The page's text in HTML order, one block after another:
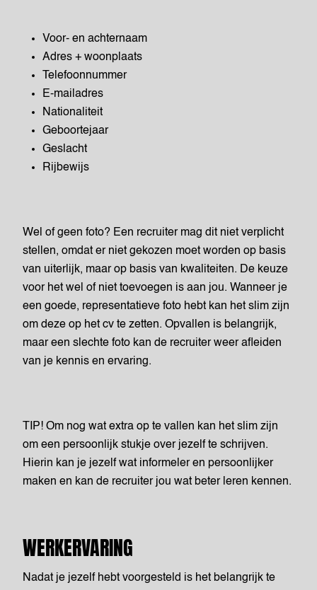
Voor- en achternaam
Adres + woonplaats
Telefoonnummer
E-mailadres
Nationaliteit
Geboortejaar
Geslacht
Rijbewijs
Wel of geen foto? Een recruiter mag dit niet verplicht
stellen, omdat er niet gekozen moet worden op basis
van uiterlijk, maar op basis van kwaliteiten. De keuze
voor het wel of niet toevoegen is aan jou. Wanneer je
een goede, representatieve foto hebt kan het slim zijn
om deze op het cv te zetten. Opvallen is belangrijk,
maar een slechte foto kan de recruiter weer afleiden
van je kennis en ervaring.
TIP! Om nog wat extra op te vallen kan het slim zijn
om een persoonlijk stukje over jezelf te schrijven.
Hierin kan je jezelf wat informeler en persoonlijker
maken en kan de recruiter jou wat beter leren kennen.
WERKERVARING
Nadat je jezelf hebt voorgesteld is het belangrijk te